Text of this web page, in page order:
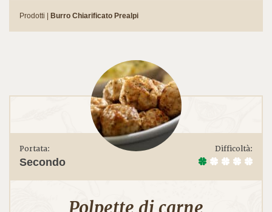
Prodotti | Burro Chiarificato Prealpi
Portata:
Secondo
Difficoltà: